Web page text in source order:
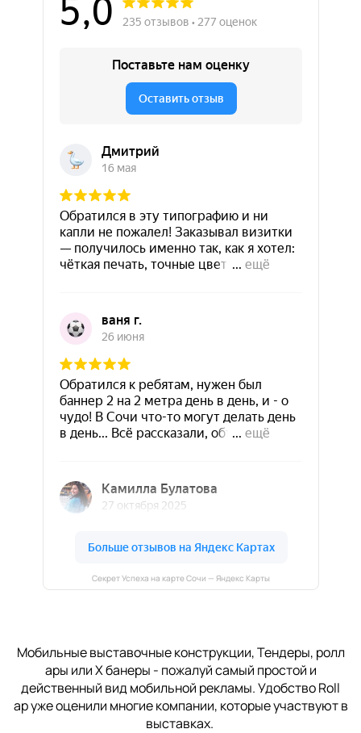
Секрет Успеха на карте Сочи — Яндекс Карты
Мобильные выставочные конструкции, Тендеры, ролл
ары или Х банеры - пожалуй самый простой и
действенный вид мобильной рекламы. Удобство Roll
ap уже оценили многие компании, которые участвуют в
выставках.